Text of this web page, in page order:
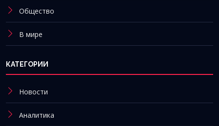
Общество
В мире
КАТЕГОРИИ
Новости
Аналитика